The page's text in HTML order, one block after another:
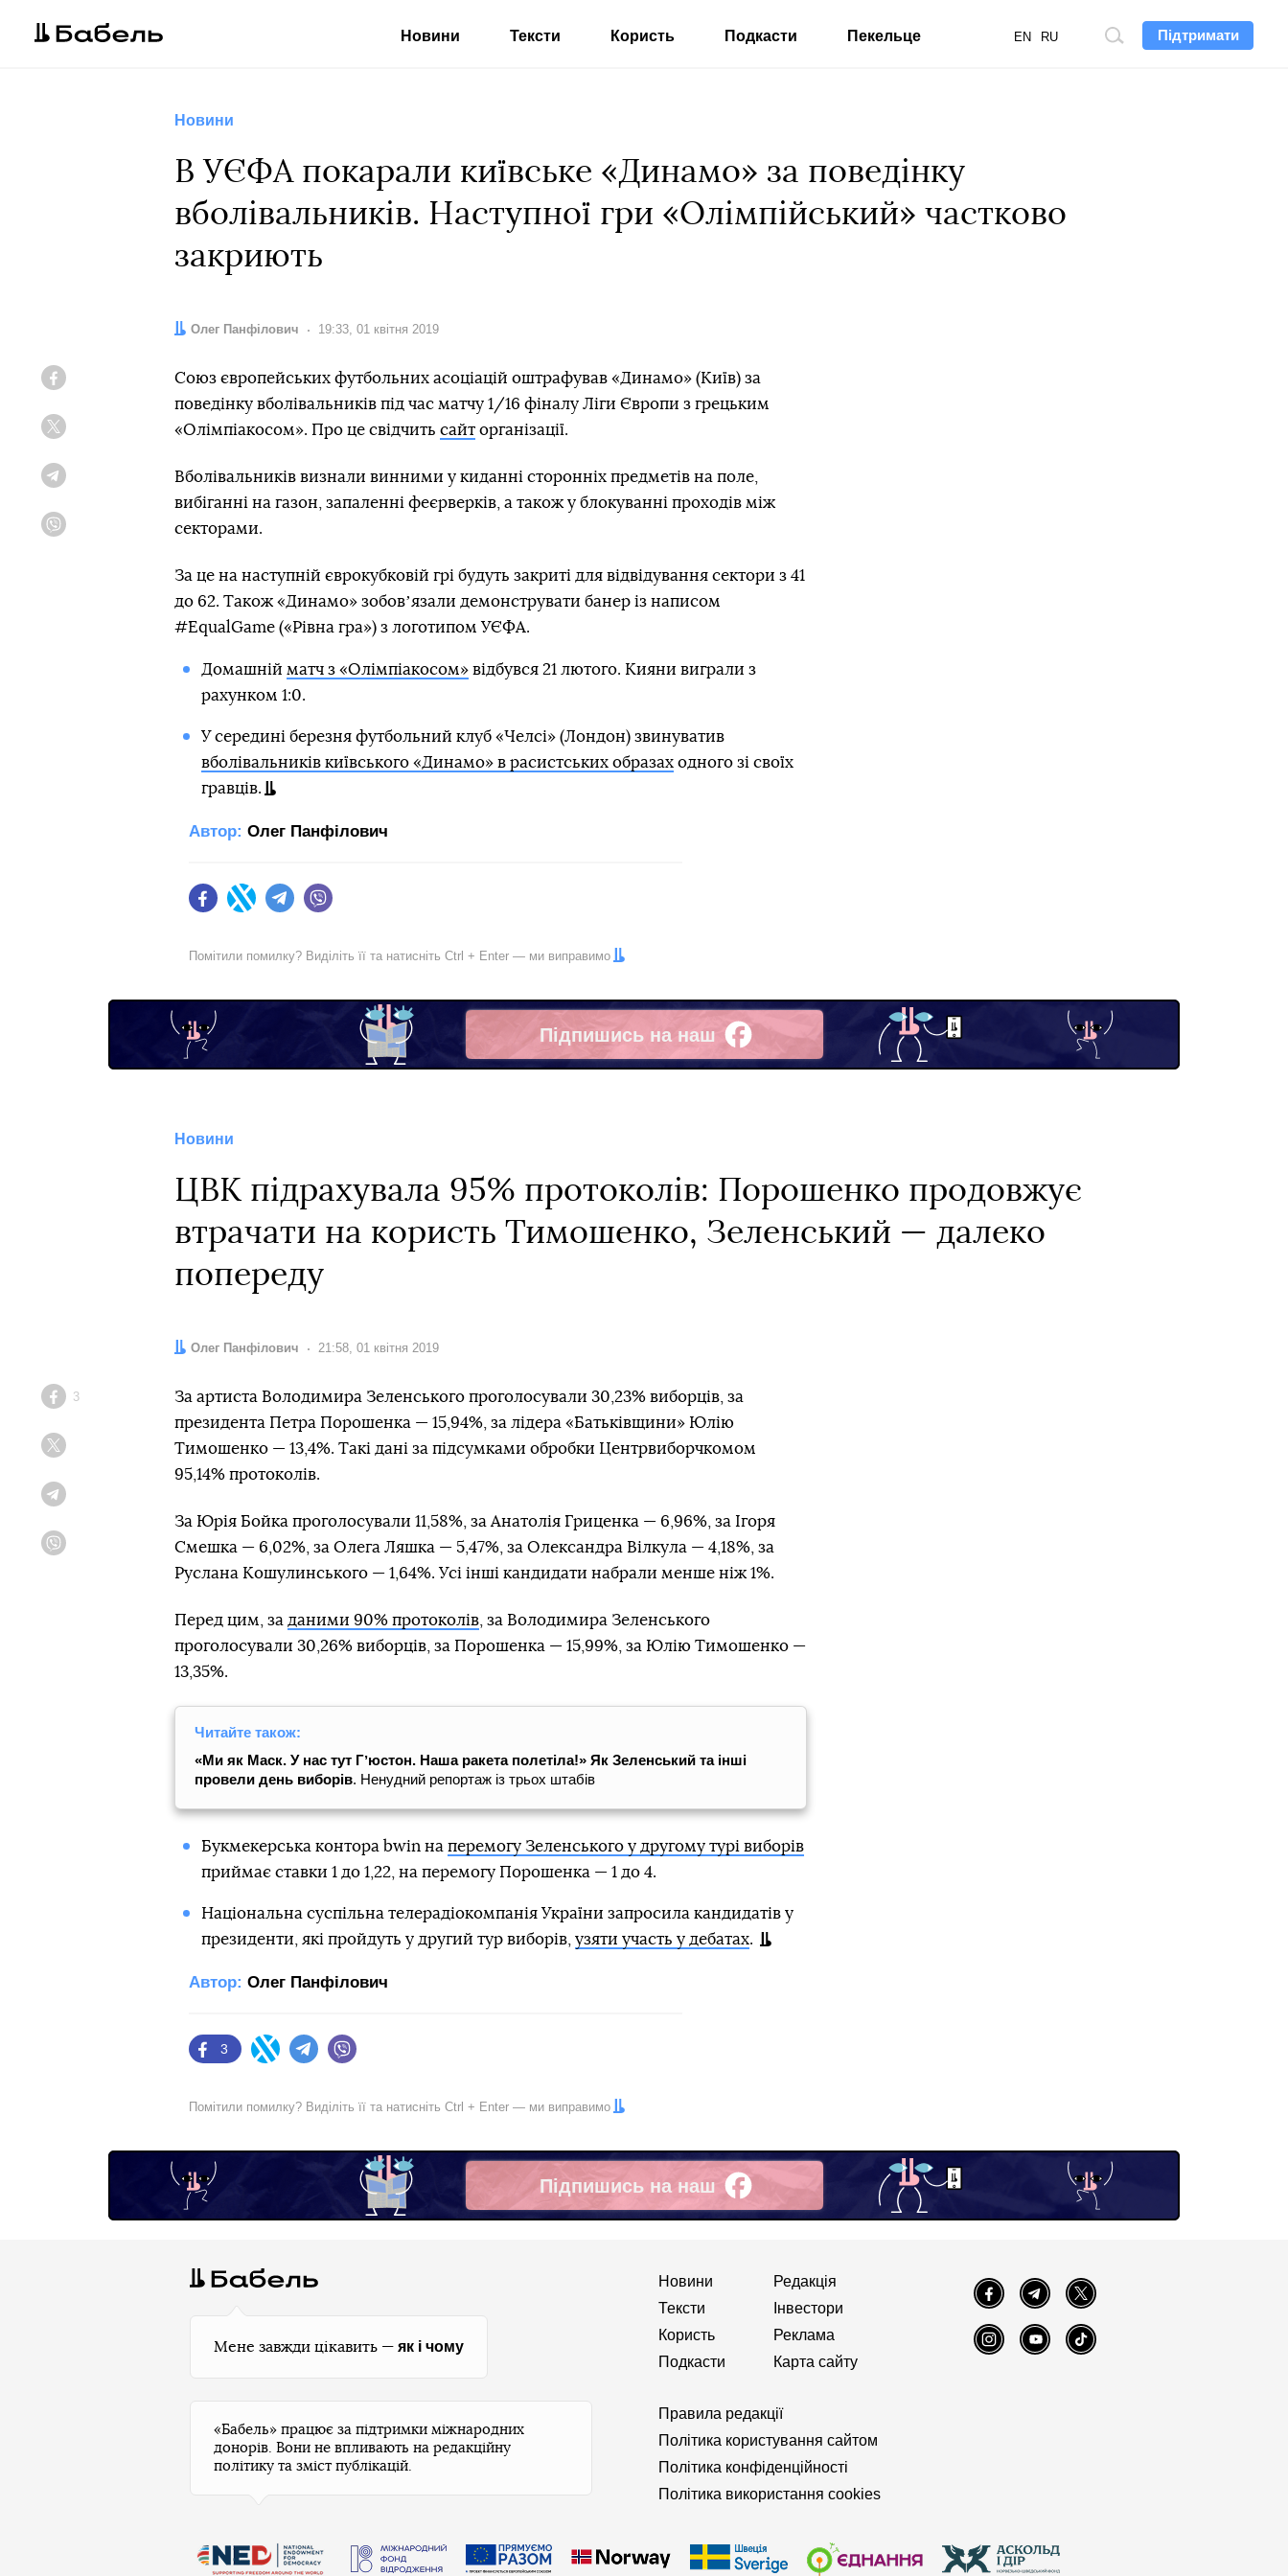
Підтримати
Пошук
EN RU
Новини Тексти Користь Подкасти Пекельце
Новини
В УЄФА покарали київське «Динамо» за поведінку
вболівальників. Наступної гри «Олімпійський» частково
закриють
Автор:
Олег Панфілович Дата:
19:33, 01 квітня 2019
Союз європейських футбольних асоціацій оштрафував «Динамо» (Київ) за
поведінку вболівальників під час матчу 1/16 фіналу Ліги Європи з грецьким
«Олімпіакосом». Про це свідчить сайт організації.
Вболівальників визнали винними у киданні сторонніх предметів на поле,
вибіганні на газон, запаленні феєрверків, а також у блокуванні проходів між
секторами.
За це на наступній єврокубковій грі будуть закриті для відвідування сектори з 41
до 62. Також «Динамо» зобовʼязали демонструвати банер із написом
#EqualGame («Рівна гра») з логотипом УЄФА.
Домашній матч з «Олімпіакосом»відбувся 21 лютого. Кияни виграли з
рахунком 1:0.
У середині березня футбольний клуб «Челсі» (Лондон) звинуватив
вболівальників київського «Динамо» в расистських образаходного зі своїх
гравців.
Автор: Олег Панфілович
FacebookTwitter Telegram
Помітили помилку? Виділіть її та натисніть Ctrl + Enter — ми виправимо
Підпишись на наш
Facebook
Новини
ЦВК підрахувала 95% протоколів: Порошенко продовжує
втрачати на користь Тимошенко, Зеленський — далеко
попереду
Автор:
Олег Панфілович Дата:
21:58, 01 квітня 2019
Facebook
3
За артиста Володимира Зеленського проголосували 30,23% виборців, за
президента Петра Порошенка — 15,94%, за лідера «Батьківщини» Юлію
Тимошенко — 13,4%. Такі дані за підсумками обробки Центрвиборчкомом
95,14% протоколів.
За Юрія Бойка проголосували 11,58%, за Анатолія Гриценка — 6,96%, за Ігоря
Смешка — 6,02%, за Олега Ляшка — 5,47%, за Олександра Вілкула — 4,18%, за
Руслана Кошулинського — 1,64%. Усі інші кандидати набрали менше ніж 1%.
Перед цим, за даними 90% протоколів , за Володимира Зеленського
проголосували 30,26% виборців, за Порошенка — 15,99%, за Юлію Тимошенко —
13,35%.
Читайте також:
«Ми як Маск. У нас тут Гʼюстон. Наша ракета полетіла!» Як Зеленський та інші
провели день виборів. Ненудний репортаж із трьох штабів
Букмекерська контора bwin на перемогу Зеленського у другому турі виборів
приймає ставки 1 до 1,22, на перемогу Порошенка — 1 до 4.
Національна суспільна телерадіокомпанія України запросила кандидатів у
президенти, які пройдуть у другий тур виборів, узяти участь у дебатах.
Автор: Олег Панфілович
Facebook
3
Twitter Telegram
Помітили помилку? Виділіть її та натисніть Ctrl + Enter — ми виправимо
Підпишись на наш
Facebook
Мене завжди цікавить — як і чому
Новини
Тексти
Користь
Подкасти
Редакція
Інвестори
Реклама
Карта сайту
FacebookTelegram Twitter
InstagramYouTube TikTok
Правила редакції
Політика користування сайтом
Політика конфіденційності
Політика використання cookies
«Бабель» працює за підтримки міжнародних
донорів. Вони не впливають на редакційну
політику та зміст публікацій.